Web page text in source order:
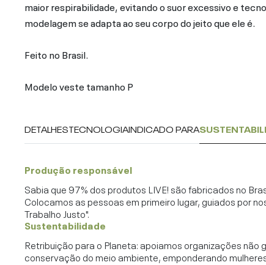
maior respirabilidade, evitando o suor excessivo e
modelagem se adapta ao seu corpo do jeito que ele é.
Feito no Brasil.
Modelo veste tamanho P
DETALHESTECNOLOGIAINDICADO PARA
Produção responsável
Sabia que 97% dos produtos LIVE! são fabricados no
Colocamos as pessoas em primeiro lugar, guiados por
Trabalho Justo".
Sustentabilidade
Retribuição para o Planeta: apoiamos organizações
conservação do meio ambiente, emponderando